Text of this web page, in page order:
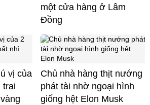
một cửa hàng ở Lâm
Đồng
vị của
trai
Chủ nhà hàng thịt nướng
phát tài nhờ ngoại hình
giống hệt Elon Musk